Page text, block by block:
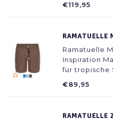
gepflegten
€119,95
RAMATUELLE
Ramatuelle
Inspiration
für tropische
Erden.
€89,95
RAMATUELLE